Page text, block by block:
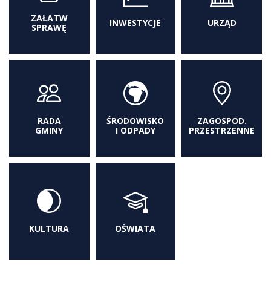
ZAŁATW
SPRAWĘ
INWESTYCJE URZĄD
RADA
GMINY
ŚRODOWISKO
I ODPADY
ZAGOSPOD.
PRZESTRZENNE
KULTURA OŚWIATA